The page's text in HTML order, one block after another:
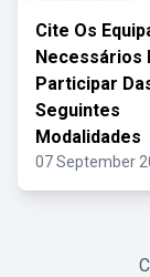
Cite Os
Necessários
Participar
Seguintes
Modalidades
07 September